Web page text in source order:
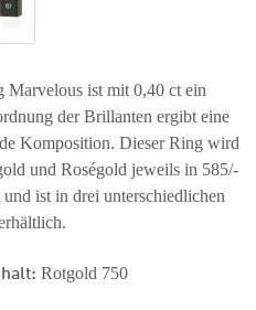
Marvelous ist mit 0,40 ct ein
der Brillanten ergibt eine
Komposition. Dieser Ring wird
und Roségold jeweils in 585/-
ist in drei unterschiedlichen
Rotgold 750